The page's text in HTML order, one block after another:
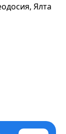
Ялта